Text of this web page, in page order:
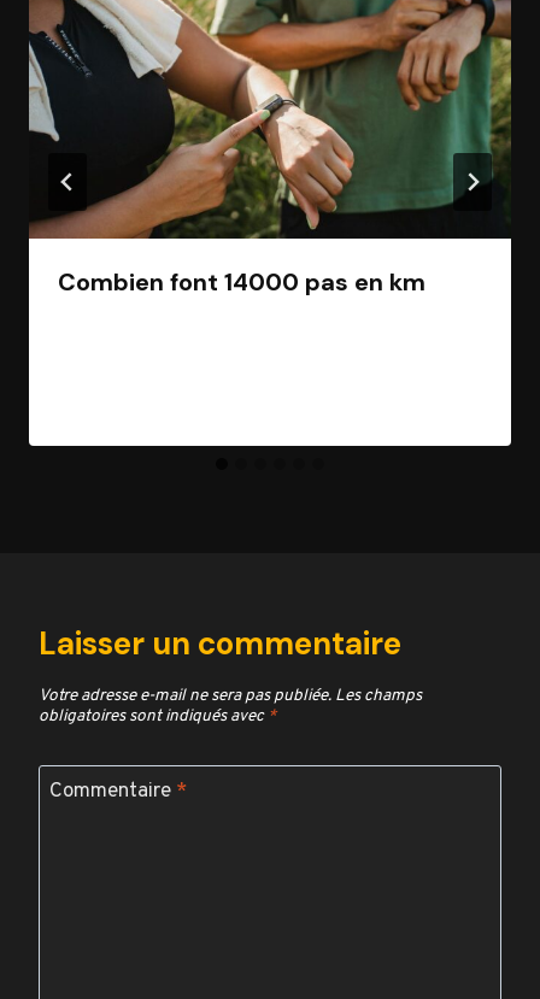
Combien font 14000 pas en km
Laisser un commentaire
Votre adresse e-mail ne sera pas publiée. Les champs
obligatoires sont indiqués avec *
Commentaire *